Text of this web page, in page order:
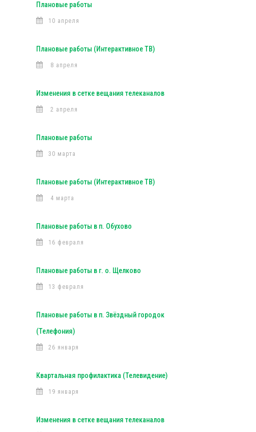
Плановые работы
10 апреля
Плановые работы (Интерактивное ТВ)
8 апреля
Изменения в сетке вещания телеканалов
2 апреля
Плановые работы
30 марта
Плановые работы (Интерактивное ТВ)
4 марта
Плановые работы в п. Обухово
16 февраля
Плановые работы в г. о. Щелково
13 февраля
Плановые работы в п. Звёздный городок
(Телефония)
26 января
Квартальная профилактика (Телевидение)
19 января
Изменения в сетке вещания телеканалов